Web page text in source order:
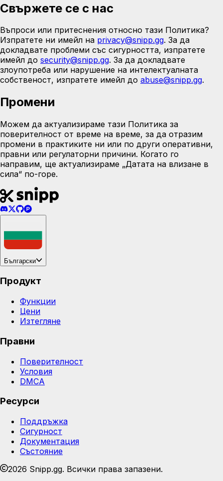
Свържете се с нас
Въпроси или притеснения относно тази Политика?
Изпратете ни имейл на privacy@snipp.gg. За да
докладвате проблеми със сигурността, изпратете
имейл до security@snipp.gg. За да докладвате
злоупотреба или нарушение на интелектуалната
собственост, изпратете имейл до abuse@snipp.gg.
Промени
Можем да актуализираме тази Политика за
поверителност от време на време, за да отразим
промени в практиките ни или по други оперативни,
правни или регулаторни причини. Когато го
направим, ще актуализираме „Датата на влизане в
сила“ по-горе.
Български
Продукт
Функции
Цени
Изтегляне
Правни
Поверителност
Условия
DMCA
Ресурси
Поддръжка
Сигурност
Документация
Състояние
2026 Snipp.gg. Всички права запазени.